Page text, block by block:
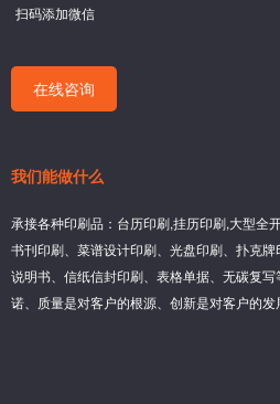
扫码添加微信
在线咨询
我们能做什么
承接各种印刷品：台历印刷,挂历印刷,大型全
书刊印刷、菜谱设计印刷、光盘印刷、扑克
说明书、信纸信封印刷、表格单据、无碳复
诺、质量是对客户的根源、创新是对客户的发